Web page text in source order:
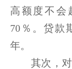
高额度不会
70％。贷款
年。
其次，对